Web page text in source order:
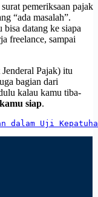
pemeriksaan pajak
“ada masalah”.
bisa datang ke siapa
freelance, sampai
Pajak) itu
bagian dari
kalau kamu tiba-
kamu siap.
dalam Uji